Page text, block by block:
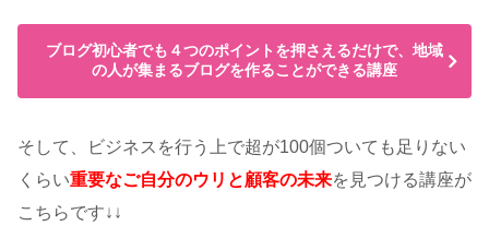
ブログ初心者でも４つのポイントを押さえるだけで、地域
の人が集まるブログを作ることができる講座
そして、ビジネスを行う上で超が100個ついても足りない
くらい重要なご自分のウリと顧客の未来を見つける講座が
こちらです↓↓